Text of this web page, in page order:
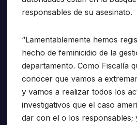
responsables de su asesinato.
“Lamentablemente hemos
hecho de feminicidio de la
departamento. Como Fiscalía
conocer que vamos a
y vamos a realizar todos los
investigativos que el caso
dar con el o los responsables;